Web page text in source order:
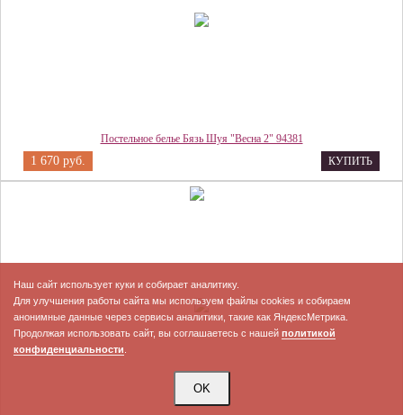
Постельное белье Бязь Шуя "Весна 2" 94381
1 670 руб. КУПИТЬ
Наш сайт использует куки и собирает аналитику.
Для улучшения работы сайта мы используем файлы cookies и собираем
анонимные данные через сервисы аналитики, такие как ЯндексМетрика.
Продолжая использовать сайт, вы соглашаетесь с нашей политикой
конфиденциальности
OK